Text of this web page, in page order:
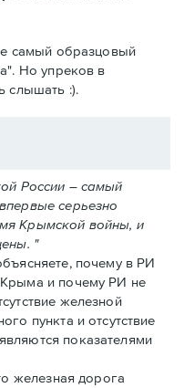
самый образцовый
Но упреков в
слышать :).
России – самый
серьезно
Крымской войны, и
"
почему в РИ
и почему РИ не
железной
пункта и отсутствие
показателями
железная дорога